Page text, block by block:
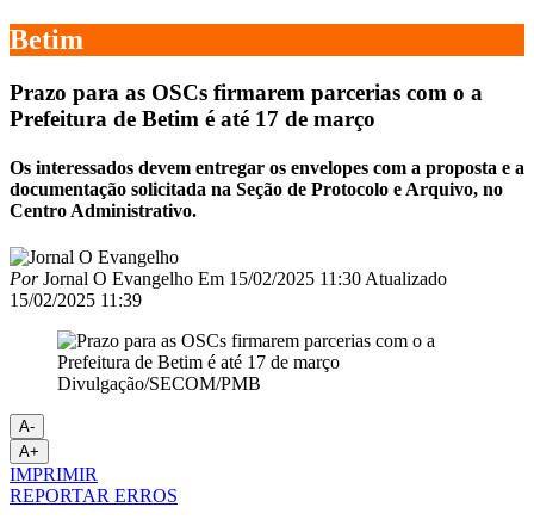
Betim
Prazo para as OSCs firmarem parcerias com o a
Prefeitura de Betim é até 17 de março
Os interessados devem entregar os envelopes com a proposta e a
documentação solicitada na Seção de Protocolo e Arquivo, no
Centro Administrativo.
PorJornal O Evangelho Em 15/02/2025 11:30 Atualizado
15/02/2025 11:39
Divulgação/SECOM/PMB
A-
A+
IMPRIMIR
REPORTAR ERROS